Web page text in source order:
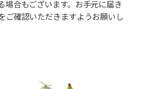
場合もございます。お手元に届き
ご確認いただきますようお願いし